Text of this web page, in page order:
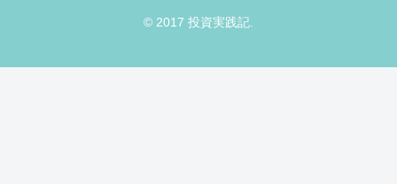
© 2017 投資実践記.